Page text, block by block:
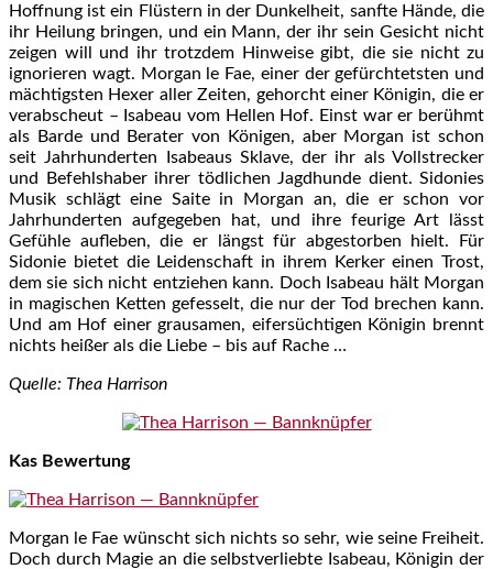
Hoffnung ist ein Flüstern in der Dunkelheit, sanfte Hände, die
ihr Heilung bringen, und ein Mann, der ihr sein Gesicht nicht
zeigen will und ihr trotzdem Hinweise gibt, die sie nicht zu
ignorieren wagt. Morgan le Fae, einer der gefürchtetsten und
mächtigsten Hexer aller Zeiten, gehorcht einer Königin, die er
verabscheut – Isabeau vom Hellen Hof. Einst war er berühmt
als Barde und Berater von Königen, aber Morgan ist schon
seit Jahrhunderten Isabeaus Sklave, der ihr als Vollstrecker
und Befehlshaber ihrer tödlichen Jagdhunde dient. Sidonies
Musik schlägt eine Saite in Morgan an, die er schon vor
Jahrhunderten aufgegeben hat, und ihre feurige Art lässt
Gefühle aufleben, die er längst für abgestorben hielt. Für
Sidonie bietet die Leidenschaft in ihrem Kerker einen Trost,
dem sie sich nicht entziehen kann. Doch Isabeau hält Morgan
in magischen Ketten gefesselt, die nur der Tod brechen kann.
Und am Hof einer grausamen, eifersüchtigen Königin brennt
nichts heißer als die Liebe – bis auf Rache …
Quelle: Thea Harrison
Kas Bewertung
Morgan le Fae wünscht sich nichts so sehr, wie seine Freiheit.
Doch durch Magie an die selbstverliebte Isabeau, Königin der